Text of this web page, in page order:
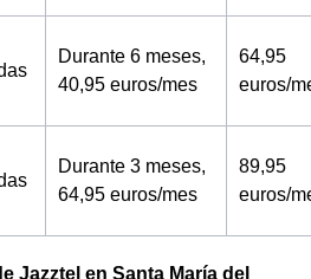
Durante 6 meses,
40,95 euros/mes
64,95
euros/
Durante 3 meses,
64,95 euros/mes
89,95
euros/
Jazztel en Santa María del